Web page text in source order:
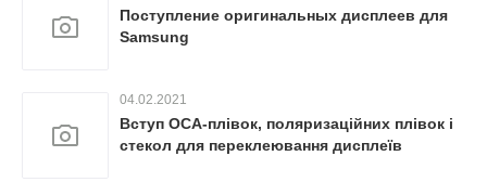
Поступление оригинальных дисплеев для
Samsung
04.02.2021
Вступ OCA-плівок, поляризаційних плівок і
стекол для переклеювання дисплеїв